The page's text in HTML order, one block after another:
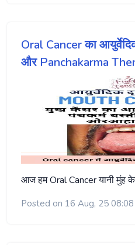
Oral Cancer का
और Panchakarma
आज हम Oral Cancer यानी मुंह
Posted on 16 Aug, 25